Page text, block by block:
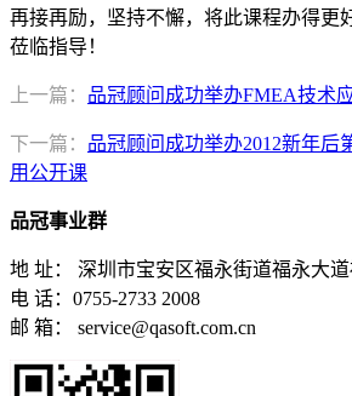
再接再励，坚持不懈，将此课程办得更
莅临指导！
上一篇： 品冠顾问成功举办FMEA技术
下一篇： 品冠顾问成功举办2012新年后
用公开课
品冠事业群
地 址： 深圳市宝安区福永街道福永大
电 话：0755-2733 2008
邮 箱： service@qasoft.com.cn